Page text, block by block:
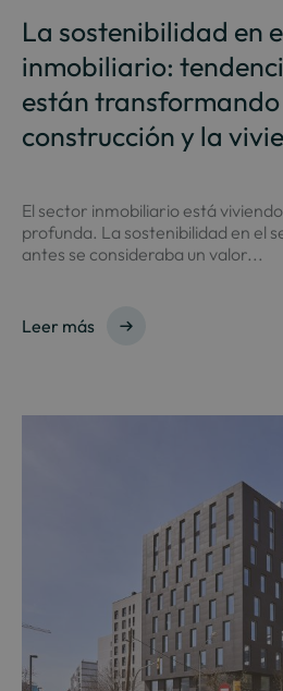
La sostenibilidad en
inmobiliario:
están
construcción y la
El sector inmobiliario está
profunda. La sostenibilidad en el
antes se consideraba un valor...
Leer más